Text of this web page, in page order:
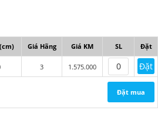
Nicolas kích thước 2m*2m3
dây truyền công nghệ hiện đại
ở giữa làm bằng Kén Tơ Tằm,
, mềm
Giá Hãng Giá KM SL Đặt
3 1.575.000 Đặt
Đặt mua